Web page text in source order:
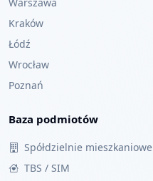
Kraków
Łódź
Wrocław
Poznań
Baza podmiotów
Spółdzielnie mieszkaniowe
TBS / SIM